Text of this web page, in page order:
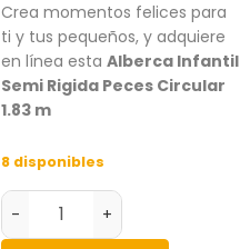
Crea momentos felices para
ti y tus pequeños, y adquiere
en línea esta Alberca Infantil
Semi Rigida Peces Circular
1.83 m
8 disponibles
- +